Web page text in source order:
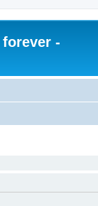
forever -